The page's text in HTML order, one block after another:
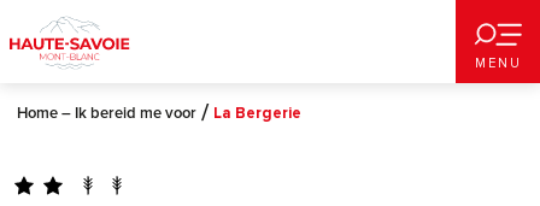
au
contenu
principal
MENU
Home – Ik bereid me voor La Bergerie